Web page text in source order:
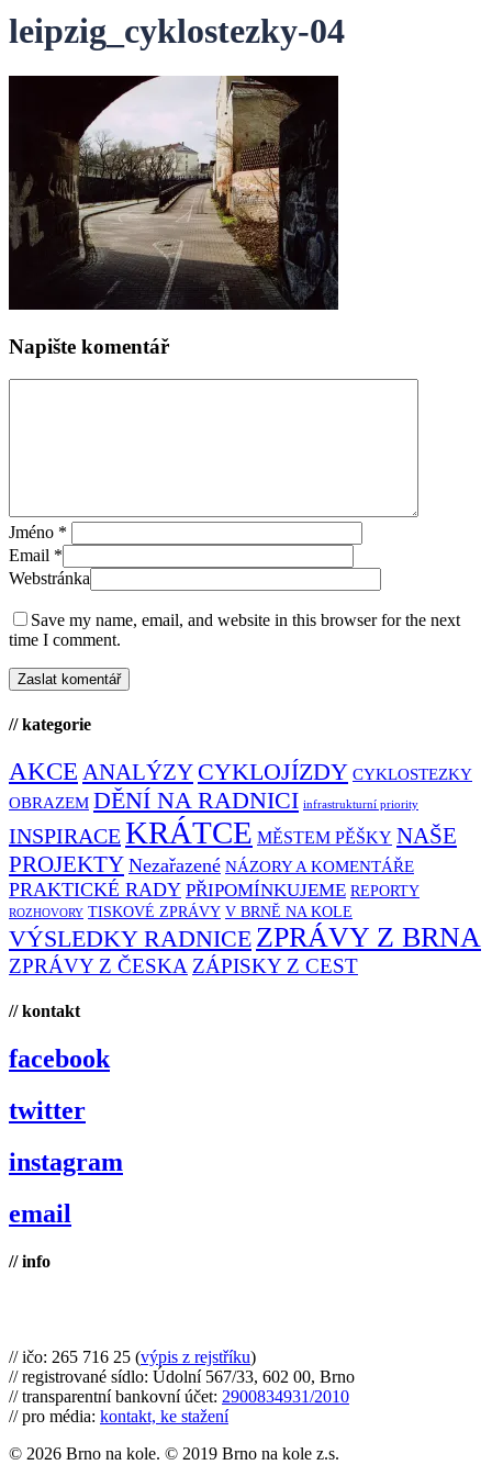
leipzig_cyklostezky-04
Napište komentář
Jméno *
Email *
Webstránka
Save my name, email, and website in this browser for the next
time I comment.
// kategorie
AKCE ANALÝZY CYKLOJÍZDY CYKLOSTEZKY
OBRAZEM DĚNÍ NA RADNICI infrastrukturní priority
INSPIRACEKRÁTCE MĚSTEM PĚŠKY NAŠE
PROJEKTY Nezařazené NÁZORY A KOMENTÁŘE
PRAKTICKÉ RADY PŘIPOMÍNKUJEME REPORTY
ROZHOVORY TISKOVÉ ZPRÁVY V BRNĚ NA KOLE
VÝSLEDKY RADNICE ZPRÁVY Z BRNA
ZPRÁVY Z ČESKA ZÁPISKY Z CEST
// kontakt
facebook
twitter
instagram
email
// info
// ičo: 265 716 25 (výpis z rejstříku)
// registrované sídlo: Údolní 567/33, 602 00, Brno
// transparentní bankovní účet: 2900834931/2010
// pro média: kontakt, ke stažení
© 2026 Brno na kole. © 2019 Brno na kole z.s.